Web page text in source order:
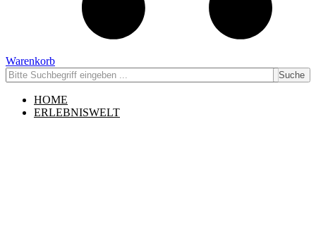
Warenkorb
Suche
HOME
ERLEBNISWELT